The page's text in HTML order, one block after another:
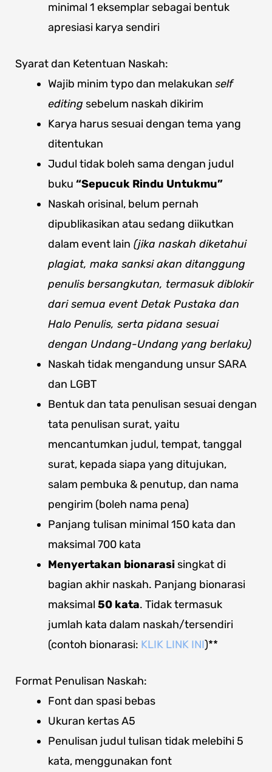
minimal 1 eksemplar sebagai bentuk
apresiasi karya sendiri
Syarat dan Ketentuan Naskah:
Wajib minim typo dan melakukan self
editing sebelum naskah dikirim
Karya harus sesuai dengan tema yang
ditentukan
Judul tidak boleh sama dengan judul
buku “Sepucuk Rindu Untukmu”
Naskah orisinal, belum pernah
dipublikasikan atau sedang diikutkan
dalam event lain (jika naskah diketahui
plagiat, maka sanksi akan ditanggung
penulis bersangkutan, termasuk diblokir
dari semua event Detak Pustaka dan
Halo Penulis, serta pidana sesuai
dengan Undang-Undang yang berlaku)
Naskah tidak mengandung unsur SARA
dan LGBT
Bentuk dan tata penulisan sesuai dengan
tata penulisan surat, yaitu
mencantumkan judul, tempat, tanggal
surat, kepada siapa yang ditujukan,
salam pembuka & penutup, dan nama
pengirim (boleh nama pena)
Panjang tulisan minimal 150 kata dan
maksimal 700 kata
Menyertakan bionarasi singkat di
bagian akhir naskah. Panjang bionarasi
maksimal 50 kata. Tidak termasuk
jumlah kata dalam naskah/tersendiri
(contoh bionarasi: KLIK LINK INI)**
Format Penulisan Naskah:
Font dan spasi bebas
Ukuran kertas A5
Penulisan judul tulisan tidak melebihi 5
kata, menggunakan font